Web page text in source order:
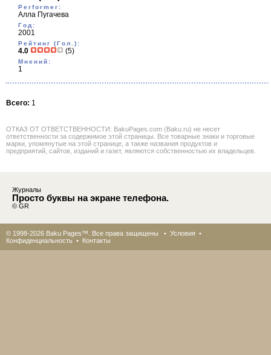
Performer:
Алла Пугачева
Год:
2001
Рейтинг (Гол.):
4.0 (5)
Мнений:
1
Всего: 1
ОТКАЗ ОТ ОТВЕТСТВЕННОСТИ: BakuPages.com (Baku.ru) не несет
ответственности за содержимое этой страницы. Все товарные знаки и торговые
марки, упомянутые на этой странице, а также названия продуктов и
предприятий, сайтов, изданий и газет, являются собственностью их владельцев.
Журналы
Просто буквы на экране телефона.
© GR
© 1998-2026 Baku Pages™. Все права защищены • Условия •
Конфиденциальность • Контакты